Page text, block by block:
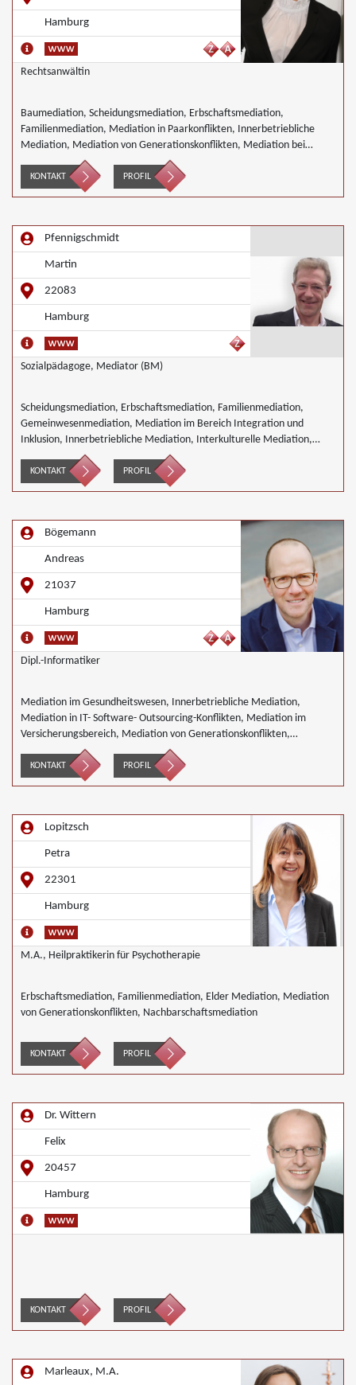
Hamburg
Rechtsanwältin
Baumediation, Scheidungsmediation, Erbschaftsmediation,
Familienmediation, Mediation in Paarkonflikten, Innerbetriebliche
Mediation, Mediation von Generationskonflikten, Mediation bei
Gesellschafterkonflikten, Mediation von Unternehmensnachfolgen,
Täter/Opfer Ausgleich, Begleiteter Umgang, Wirtschaftsmediation
KONTAKT PROFIL
Pfennigschmidt
Martin
22083
Hamburg
Sozialpädagoge, Mediator (BM)
Scheidungsmediation, Erbschaftsmediation, Familienmediation,
Gemeinwesenmediation, Mediation im Bereich Integration und
Inklusion, Innerbetriebliche Mediation, Interkulturelle Mediation,
Mediation in IT- Software- Outsourcing-Konflikten, Mediation von
Generationskonflikten, Mediation bei Gesellschafterkonflikten,
Mediation im öffentlichen Bereich, Mediation bei Team- und
Nachbarschaftsmediation, Schulmediation, Täter/Opfer Ausgleich,
Wirtschaftsmediation
KONTAKT PROFIL
Bögemann
Andreas
21037
Hamburg
Dipl.-Informatiker
Mediation im Gesundheitswesen, Innerbetriebliche Mediation,
Mediation in IT- Software- Outsourcing-Konflikten, Mediation im
Versicherungsbereich, Mediation von Generationskonflikten,
Mediation bei Gesellschafterkonflikten, Mediation im öffentlichen
Bereich, Mediation bei Team- und Gruppenkonflikten, Mediation von
Unternehmensnachfolgen, Wirtschaftsmediation
KONTAKT PROFIL
Lopitzsch
Petra
22301
Hamburg
M.A., Heilpraktikerin für Psychotherapie
Erbschaftsmediation, Familienmediation, Elder Mediation, Mediation
von Generationskonflikten, Nachbarschaftsmediation
KONTAKT PROFIL
Dr. Wittern
Felix
20457
Hamburg
KONTAKT PROFIL
Marleaux, M.A.